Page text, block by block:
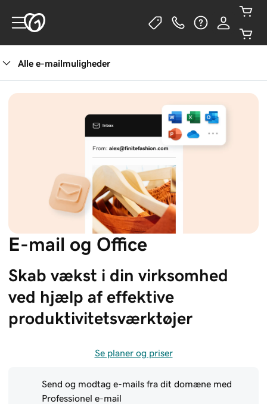
Alle e-mailmuligheder
E-mail og Office
Skab vækst i din virksomhed
ved hjælp af effektive
produktivitetsværktøjer
Send og modtag e-mails fra dit domæne med
Professionel e-mail
Se planer og priser